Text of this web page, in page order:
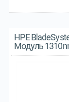
HPE
Модуль